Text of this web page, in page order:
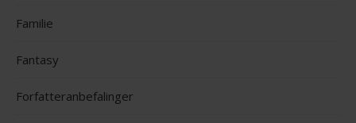
Familie
Fantasy
Forfatteranbefalinger